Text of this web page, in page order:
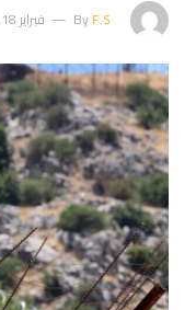
ByF.S فبراير 18, 2025